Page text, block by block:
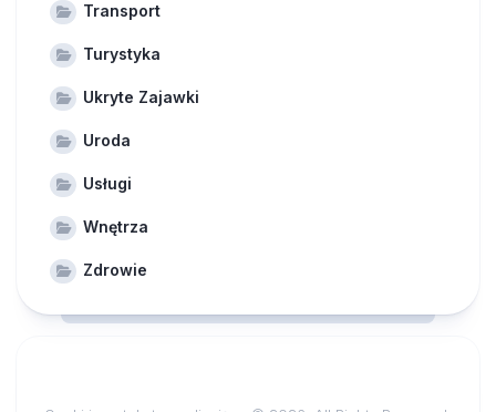
Transport
Turystyka
Ukryte Zajawki
Uroda
Usługi
Wnętrza
Zdrowie